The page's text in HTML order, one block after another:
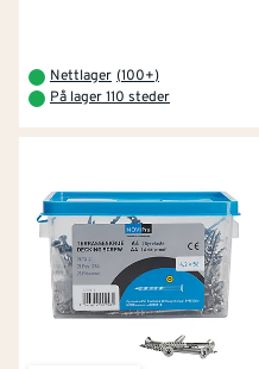
Nettlager (100+)
På lager 110 steder